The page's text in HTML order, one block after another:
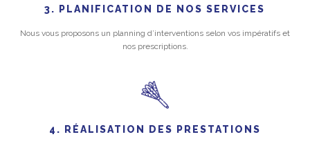
3. PLANIFICATION DE NOS SERVICES
Nous vous proposons un planning d’interventions selon vos impératifs et
nos prescriptions.
4. RÉALISATION DES PRESTATIONS